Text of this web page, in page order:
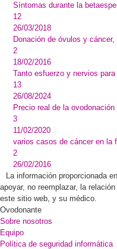
Síntomas durante la
12
26/03/2018
Donación de óvulos y
2
18/02/2016
Tanto esfuerzo y nervios
13
26/08/2024
Precio real de la ovodonación
3
11/02/2020
varios casos de cáncer en la
2
26/02/2016
La información proporcionada
apoyar, no reemplazar, la
este sitio web, y su médico.
Ovodonante
Sobre nosotros
Equipo
Política de seguridad informática